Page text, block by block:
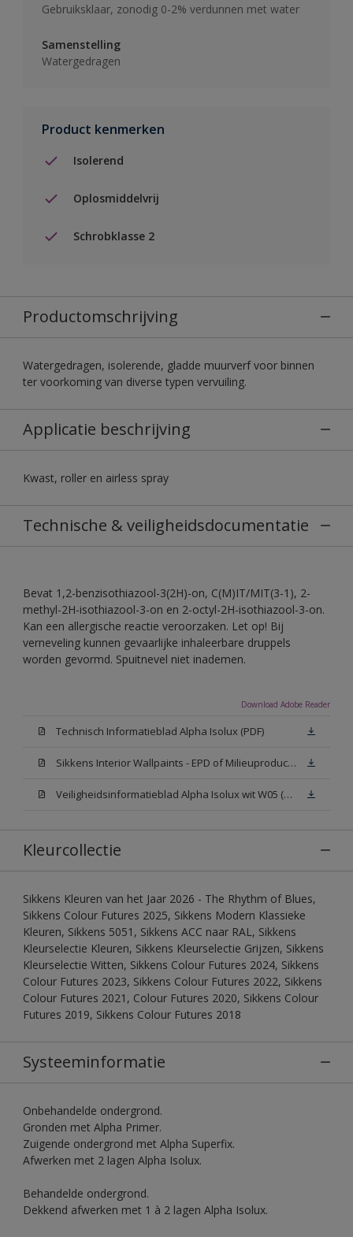
Gebruiksklaar, zonodig 0-2% verdunnen met water
Samenstelling
Watergedragen
Product kenmerken
Isolerend
Oplosmiddelvrij
Schrobklasse 2
Productomschrijving
Watergedragen, isolerende, gladde muurverf voor binnen
ter voorkoming van diverse typen vervuiling.
Applicatie beschrijving
Kwast, roller en airless spray
Technische & veiligheidsdocumentatie
Bevat 1,2-benzisothiazool-3(2H)-on, C(M)IT/MIT(3-1), 2-
methyl-2H-isothiazool-3-on en 2-octyl-2H-isothiazool-3-on.
Kan een allergische reactie veroorzaken. Let op! Bij
verneveling kunnen gevaarlijke inhaleerbare druppels
worden gevormd. Spuitnevel niet inademen.
Download Adobe Reader
Technisch Informatieblad Alpha Isolux (PDF)
Sikkens Interior Wallpaints - EPD of Milieuproductverklaring
Veiligheidsinformatieblad Alpha Isolux wit W05 (SDS)
Kleurcollectie
Sikkens Kleuren van het Jaar 2026 - The Rhythm of Blues,
Sikkens Colour Futures 2025, Sikkens Modern Klassieke
Kleuren, Sikkens 5051, Sikkens ACC naar RAL, Sikkens
Kleurselectie Kleuren, Sikkens Kleurselectie Grijzen, Sikkens
Kleurselectie Witten, Sikkens Colour Futures 2024, Sikkens
Colour Futures 2023, Sikkens Colour Futures 2022, Sikkens
Colour Futures 2021, Colour Futures 2020, Sikkens Colour
Futures 2019, Sikkens Colour Futures 2018
Systeeminformatie
Onbehandelde ondergrond.
Gronden met Alpha Primer.
Zuigende ondergrond met Alpha Superfix.
Afwerken met 2 lagen Alpha Isolux.
Behandelde ondergrond.
Dekkend afwerken met 1 à 2 lagen Alpha Isolux.